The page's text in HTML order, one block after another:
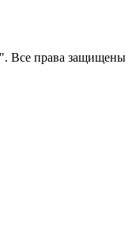
Все права защищены